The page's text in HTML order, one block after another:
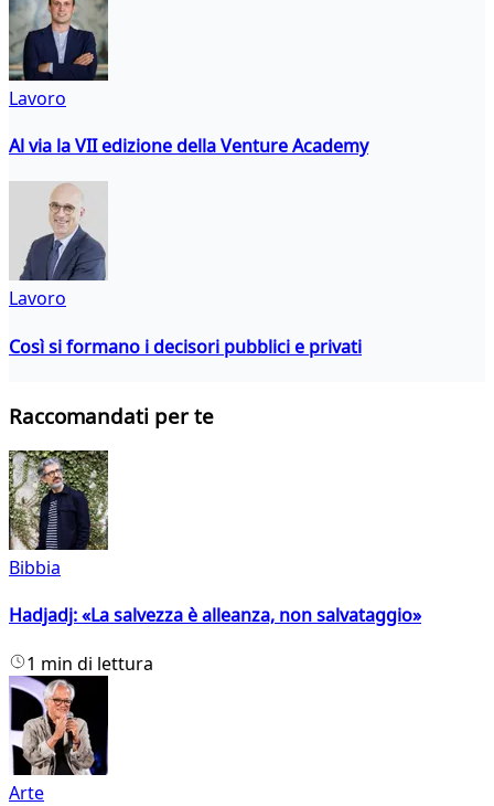
Lavoro
Al via la VII edizione della Venture Academy
Lavoro
Così si formano i decisori pubblici e privati
Raccomandati per te
Bibbia
Hadjadj: «La salvezza è alleanza, non salvataggio»
1 min di lettura
Arte